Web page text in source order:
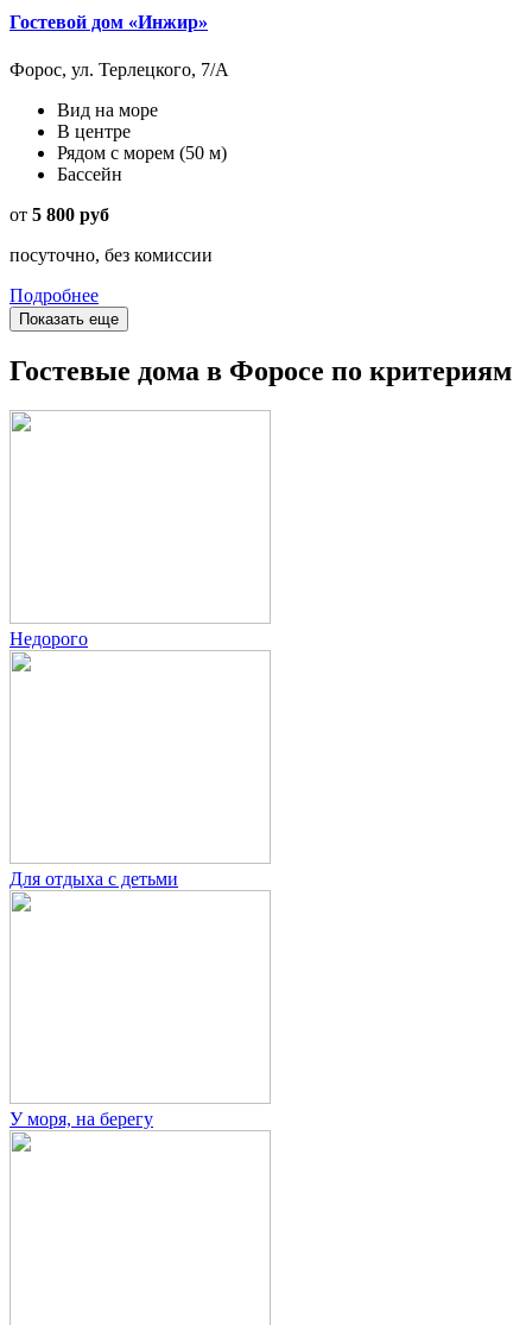
Гостевой дом «Инжир»
Форос, ул. Терлецкого, 7/А
Вид на море
В центре
Рядом с морем (50 м)
Бассейн
от 5 800 руб
посуточно, без комиссии
Подробнее
Показать еще
Гостевые дома в Форосе по критериям
Недорого
Для отдыха с детьми
У моря, на берегу